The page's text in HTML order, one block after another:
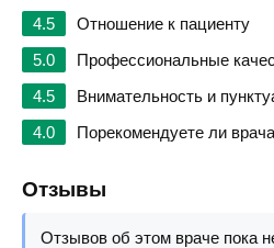
4.5
Отношение к пациенту
5.0
Профессиональные
4.5
Внимательность и
4.0
Порекомендуете ли
Отзывы
Отзывов об этом враче пока